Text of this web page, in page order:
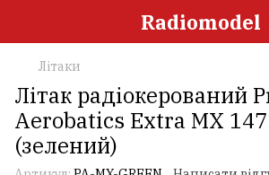
Radiomodel
Літаки
Літак радіокерований
Aerobatics Extra MX
(зелений)